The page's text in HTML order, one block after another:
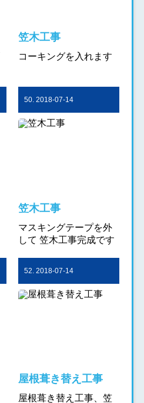
笠木工事
コーキングを入れます
50. 2018-07-14
笠木工事
マスキングテープを外
して 笠木工事完成です
52. 2018-07-14
屋根葺き替え工事
屋根葺き替え工事、笠